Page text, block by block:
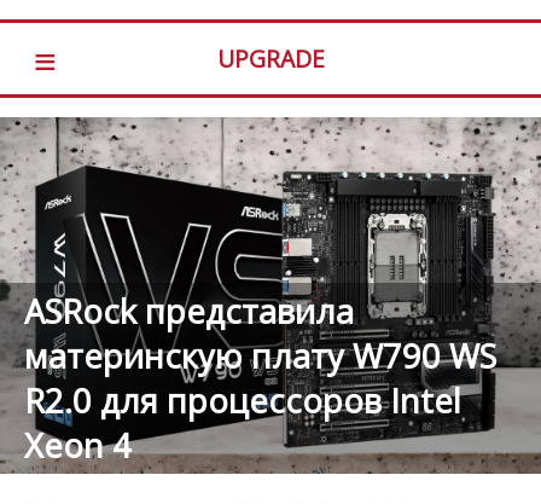
≡ UPGRADE
ASRock представила
материнскую плату W790 WS
R2.0 для процессоров Intel
Xeon 4